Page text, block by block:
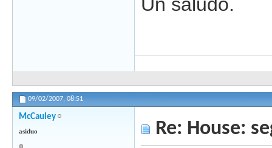
Un saludo.
09/02/2007, 08:51
McCauley
asiduo Re: House: